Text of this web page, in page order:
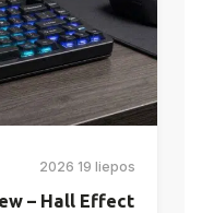
2026 19 liepos
– Hall Effect